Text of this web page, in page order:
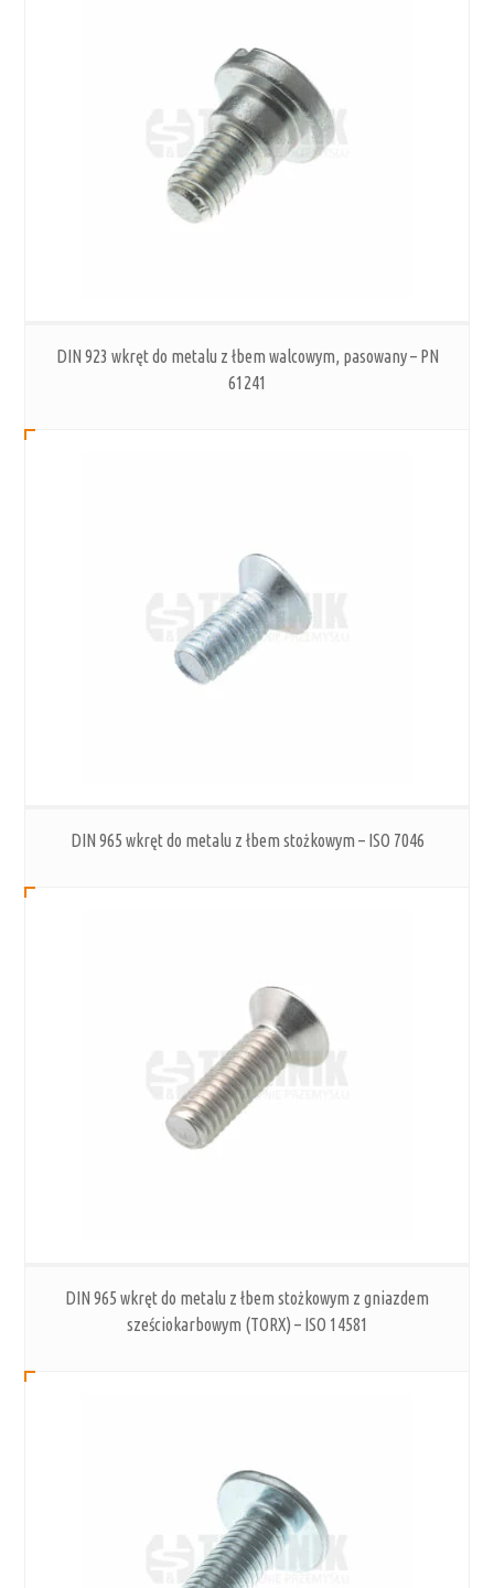
DIN 923 wkręt do metalu z łbem walcowym, pasowany – PN
61241
DIN 965 wkręt do metalu z łbem stożkowym – ISO 7046
DIN 965 wkręt do metalu z łbem stożkowym z gniazdem
sześciokarbowym (TORX) – ISO 14581